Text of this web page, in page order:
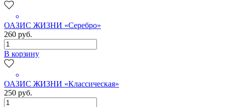
ОАЗИС ЖИЗНИ «Серебро»
260 руб.
В корзину
ОАЗИС ЖИЗНИ «Классическая»
250 руб.